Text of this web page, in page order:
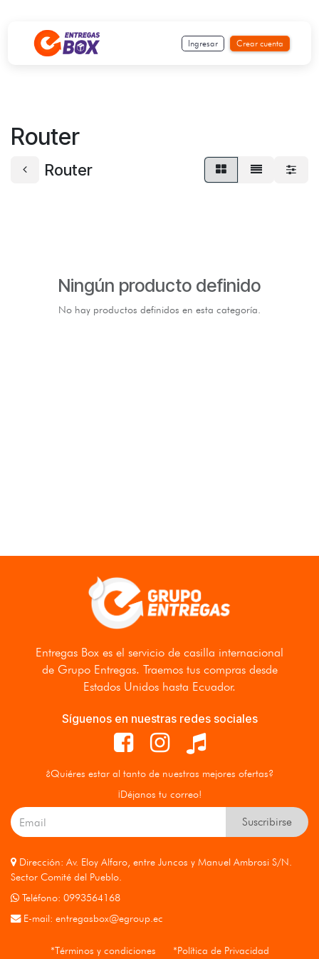
Ingresar Crear cuenta
Router
Router
Ningún producto definido
No hay productos definidos en esta categoría.
Entregas Box es el servicio de casilla internacional
de Grupo Entregas. Traemos tus compras desde
Estados Unidos hasta Ecuador.
Síguenos en nuestras redes sociales
¿Quiéres estar al tanto de nuestras mejores ofertas?
¡Déjanos tu correo!
Suscribirse
Dirección: Av. Eloy Alfaro, entre Juncos y Manuel Ambrosi S/N.
Sector Comité del Pueblo.
Teléfono: 0993564168
E-mail: entregasbox@egroup.ec
*Términos y condiciones *Política de Privacidad